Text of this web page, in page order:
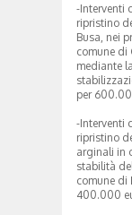
-Interventi
ripristino
Busa, nei
comune di
mediante
per
-Interventi
ripristino
arginali in
stabilità
comune di
400.000